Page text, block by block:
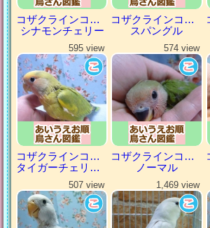
コザクラインコ（小桜インコ）
シナモンチェリー
コザクラインコ（小桜インコ）
スパングル
595 view
コザクラインコ（小桜インコ）
タイガーチェリーパイド
574 view
コザクラインコ（小桜インコ）
ノーマル
507 view 1,469 view